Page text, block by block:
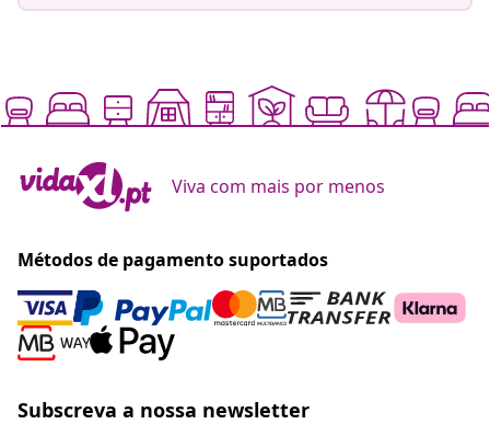
Viva com mais por menos
Métodos de pagamento suportados
Subscreva a nossa newsletter